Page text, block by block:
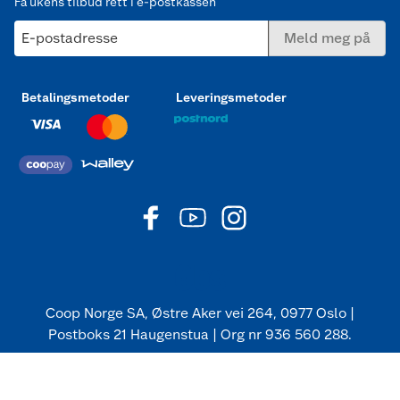
E-postadresse Meld meg på
Betalingsmetoder Leveringsmetoder
Coop Norge SA, Østre Aker vei 264, 0977 Oslo |
Postboks 21 Haugenstua | Org nr 936 560 288.